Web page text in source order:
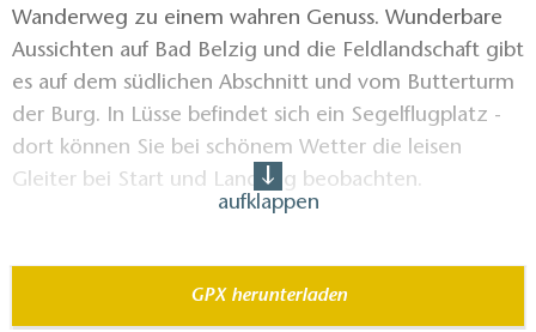
Wanderweg zu einem wahren Genuss. Wunderbare
Aussichten auf Bad Belzig und die Feldlandschaft gibt
es auf dem südlichen Abschnitt und vom Butterturm
der Burg. In Lüsse befindet sich ein Segelflugplatz -
dort können Sie bei schönem Wetter die leisen
Gleiter bei Start und Landung beobachten.
aufklappen
GPX herunterladen